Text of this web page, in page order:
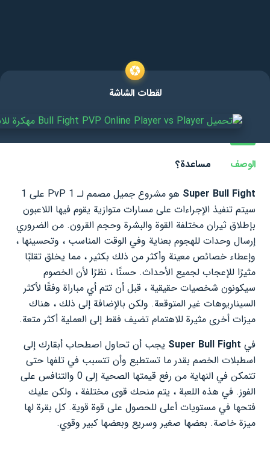
لقطات الشاشة
الوصف
مساعدة؟
Super Bull Fight
هو مشروع جميل مصمم لـ PvP 1 على 1
سيتم تنفيذ الإجراءات على مسارات متوازية يقوم فيها اللاعبون
بإطلاق ثيران مختلفة القوة والبشرة وحجم القرون. من الضروري
إرسال وحدات للهجوم بعناية وفي الوقت المناسب ، وتحسينها ،
وإعطاء خصائص معينة وأكثر من ذلك بكثير ، مما يخلق تقلبًا
مثيرًا للإعجاب لجميع الأحداث. حسنًا ، نظرًا لأن الخصوم
سيكونون شخصيات حقيقية ، قبل أن تتم أي مباراة وفقًا لأكثر
السيناريوهات غير المتوقعة. ولكن بالإضافة إلى ذلك ، هناك
ميزات أخرى مثيرة للاهتمام تضيف فقط إلى العملية أكثر متعة.
في Super Bull Fight يجب أن تحاول اصطحاب أبقارك إلى
اسطبلات الخصم بقدر ما تستطيع وأن تتسبب في تلفها حتى
تتمكن في النهاية من رفع قيمتها الصحية إلى 0 والتنافس على
الفوز. في هذه اللعبة ، يتم منحك قوى مختلفة ، ولكن عليك
فتحها في مستويات أعلى للحصول على قوة قوية. كل بقرة لها
ميزة خاصة. بعضها صغير وسريع وبعضها كبير وقوي.